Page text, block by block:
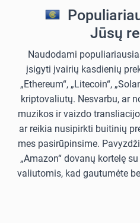
Jūsų
Naudodami
įsigyti įvairių kasdienių
„Ethereum“, „Litecoin“,
kriptovaliutų. Nesvarbu, ar
muzikos ir vaizdo
ar reikia nusipirkti buitinių
mes pasirūpinsime.
„Amazon“ dovanų kortelę
valiutomis, kad gautumėte